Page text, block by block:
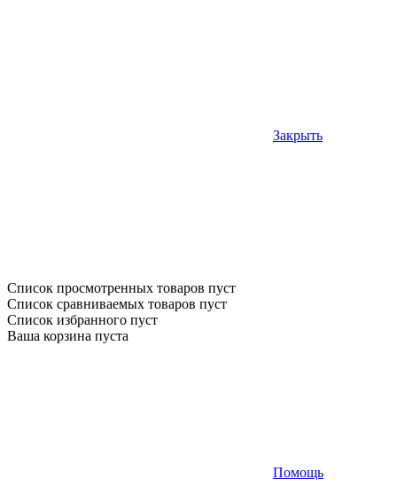
Закрыть
Список просмотренных товаров пуст
Список сравниваемых товаров пуст
Список избранного пуст
Ваша корзина пуста
Помощь